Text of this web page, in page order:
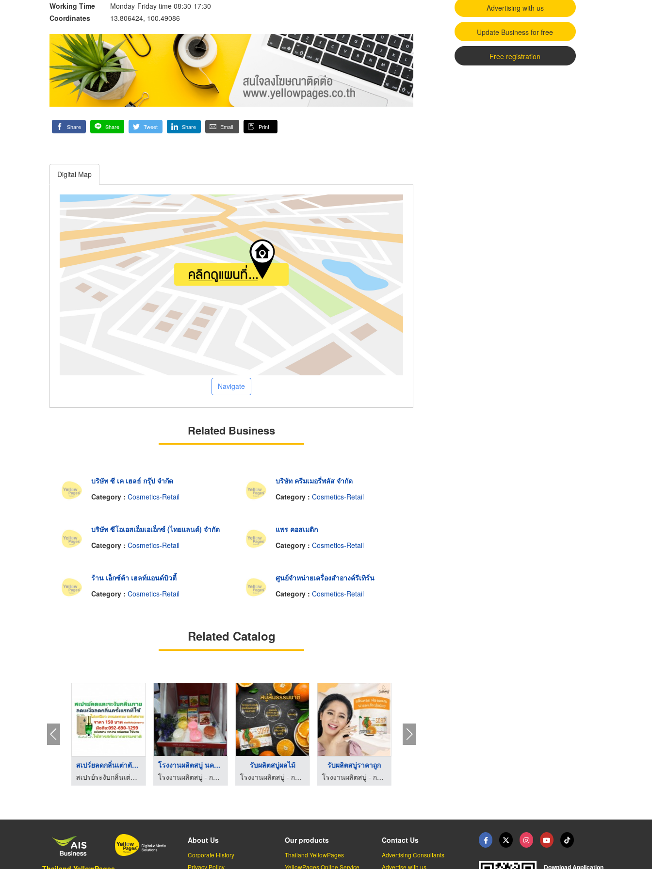
Working Time
Monday-Friday time 08:30-17:30
Coordinates
13.806424, 100.49086
Share Share Tweet Share Email Print
Digital Map
Navigate
Related Business
บริษัท ซี เค เฮลธ์ กรุ๊ป จำกัด
Category : Cosmetics-Retail
บริษัท ครีมเมอรี่พลัส จำกัด
Category : Cosmetics-Retail
บริษัท ซีโอเอสเอ็มเอเอ็กซ์ (ไทยแลนด์) จำกัด
Category : Cosmetics-Retail
แพร คอสเมติก
Category : Cosmetics-Retail
ร้าน เอ็กซ์ต้า เฮลท์แอนด์บิวตี้
Category : Cosmetics-Retail
ศูนย์จำหน่ายเครื่องสำอางค์รีเทิร์น
Category : Cosmetics-Retail
Related Catalog
สเปร์ยลดกลิ่นเต่าตัว ...
สเปรย์ระงับกลิ่นเต่าตัวตีน
โรงงานผลิตสบู่ นครปฐ ...
โรงงานผลิตสบู่ - การอง มาร์เก็ตติ้ง
รับผลิตสบู่ผลไม้
โรงงานผลิตสบู่ - การอง มาร์เก็ตติ้ง
รับผลิตสบู่ราคาถูก
โรงงานผลิตสบู่ - การอง มาร์เก็ตติ้ง
Advertising with us
Update Business for free
Free registration
About Us
Corporate History
Privacy Policy
Our products
Thailand YellowPages
YellowPages Online Service
Contact Us
Advertising Consultants
Advertise with us